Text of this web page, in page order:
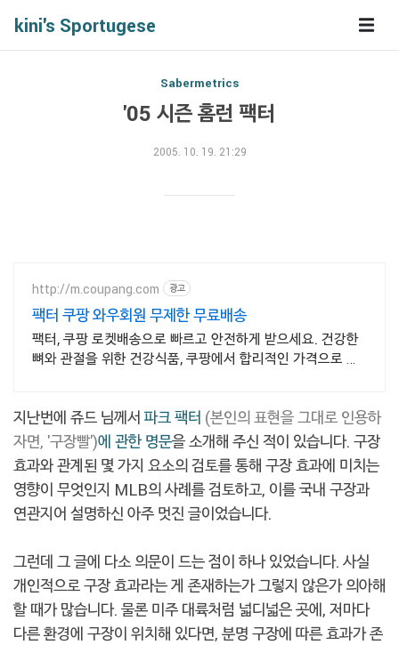
kini's Sportugese
Sabermetrics
'05 시즌 홈런 팩터
2005. 10. 19. 21:29
http://m.coupang.com 광고
팩터 쿠팡 와우회원 무제한 무료배송
팩터, 쿠팡 로켓배송으로 빠르고 안전하게 받으세요. 건강한
뼈와 관절을 위한 건강식품, 쿠팡에서 합리적인 가격으로 준
지난번에 쥬드 님께서 파크 팩터 (본인의 표현을 그대로 인용하
자면, '구장빨')에 관한 명문을 소개해 주신 적이 있습니다. 구장
효과와 관계된 몇 가지 요소의 검토를 통해 구장 효과에 미치는
영향이 무엇인지 MLB의 사례를 검토하고, 이를 국내 구장과
연관지어 설명하신 아주 멋진 글이었습니다.
그런데 그 글에 다소 의문이 드는 점이 하나 있었습니다. 사실
개인적으로 구장 효과라는 게 존재하는가 그렇지 않은가 의아해
할 때가 많습니다. 물론 미주 대륙처럼 넓디넓은 곳에, 저마다
다른 환경에 구장이 위치해 있다면, 분명 구장에 따른 효과가 존